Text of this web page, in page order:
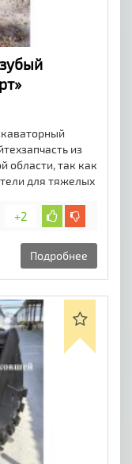
из
области, так как
для тяжелых
+2
Подробнее